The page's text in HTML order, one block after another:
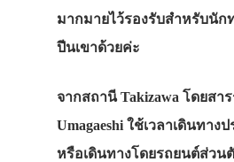
มากมายไว้รองรับสำหรับนัก
ปีนเขาด้วยค่ะ
จากสถานี Takizawa โดยสา
Umagaeshi ใช้เวลาเดินทาง
หรือเดินทางโดยรถยนต์ส่วน